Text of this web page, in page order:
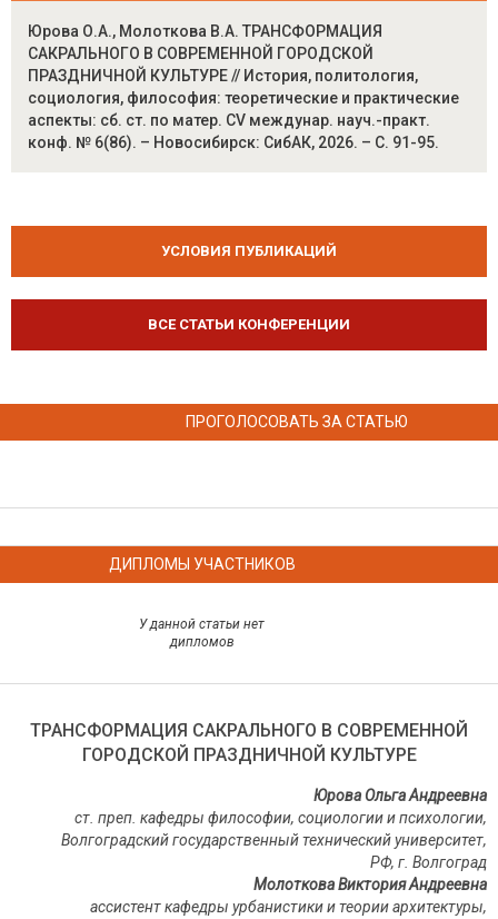
Юрова О.А., Молоткова В.А. ТРАНСФОРМАЦИЯ
САКРАЛЬНОГО В СОВРЕМЕННОЙ ГОРОДСКОЙ
ПРАЗДНИЧНОЙ КУЛЬТУРЕ // История, политология,
социология, философия: теоретические и практические
аспекты: сб. ст. по матер. CV междунар. науч.-практ.
конф. № 6(86). – Новосибирск: СибАК, 2026. – С. 91-95.
УСЛОВИЯ ПУБЛИКАЦИЙ
ВСЕ СТАТЬИ КОНФЕРЕНЦИИ
ПРОГОЛОСОВАТЬ ЗА СТАТЬЮ
ДИПЛОМЫ УЧАСТНИКОВ
У данной статьи нет
дипломов
ТРАНСФОРМАЦИЯ САКРАЛЬНОГО В СОВРЕМЕННОЙ
ГОРОДСКОЙ ПРАЗДНИЧНОЙ КУЛЬТУРЕ
Юрова Ольга Андреевна
ст. преп. кафедры философии, социологии и психологии,
Волгоградский государственный технический университет,
РФ, г. Волгоград
Молоткова Виктория Андреевна
ассистент кафедры урбанистики и теории архитектуры,